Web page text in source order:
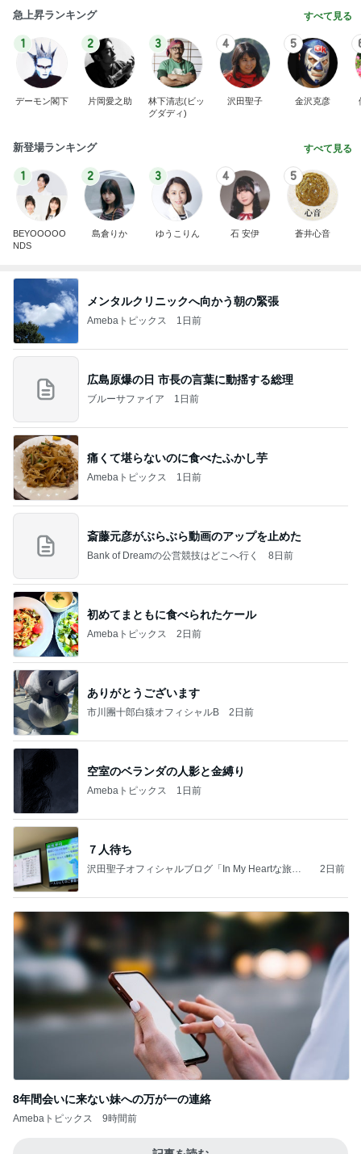
急上昇ランキング すべて見る
1
デーモン閣下
2
片岡愛之助
3
林下清志(ビッ
グダディ)
4
沢田聖子
5
金沢克彦
新登場ランキング すべて見る
1
BEYOOOOO
NDS
2
島倉りか
3
ゆうこりん
4
石 安伊
5
蒼井心音
メンタルクリニックへ向かう朝の緊張
Amebaトピックス 1日前
広島原爆の日 市長の言葉に動揺する総理
ブルーサファイア 1日前
痛くて堪らないのに食べたふかし芋
Amebaトピックス 1日前
斎藤元彦がぶらぶら動画のアップを止めた
Bank of Dreamの公営競技はどこへ行く 8日前
初めてまともに食べられたケール
Amebaトピックス 2日前
ありがとうございます
市川團十郎白猿オフィシャルB 2日前
空室のベランダの人影と金縛り
Amebaトピックス 1日前
７人待ち
沢田聖子オフィシャルブログ「In My Heartな旅日
2日前
8年間会いに来ない妹への万が一の連絡
Amebaトピックス 9時間前